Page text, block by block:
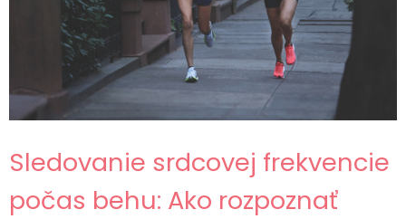
Sledovanie srdcovej frekvencie
počas behu: Ako rozpoznať